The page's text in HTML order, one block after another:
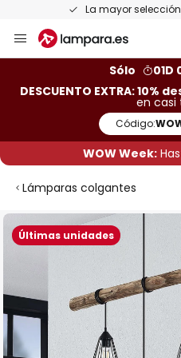
La mayor
al
Sólo
01D
DESCUENTO EXTRA: 10%
en casi
Código:
WOW Week:
Lámparas colgantes
Últimas unidades
Saltar
al
galería
de